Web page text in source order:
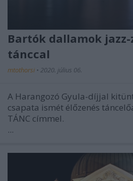
Bartók dallamok
tánccal
mtothorsi • 2020. július 06.
A Harangozó Gyula-díjjal
csapata ismét élőzenés
TÁNC címmel.
...